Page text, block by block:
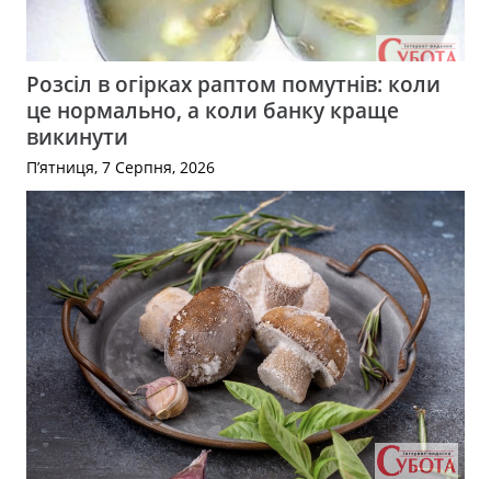
Розсіл в огірках раптом помутнів: коли
це нормально, а коли банку краще
викинути
П’ятниця, 7 Серпня, 2026